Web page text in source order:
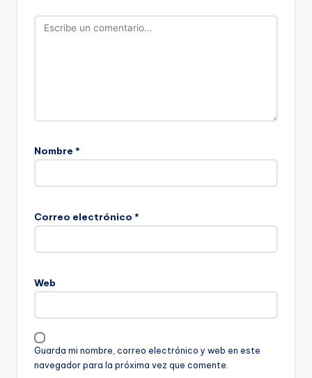
Nombre *
Correo electrónico *
Web
Guarda mi nombre, correo electrónico y web en este
navegador para la próxima vez que comente.